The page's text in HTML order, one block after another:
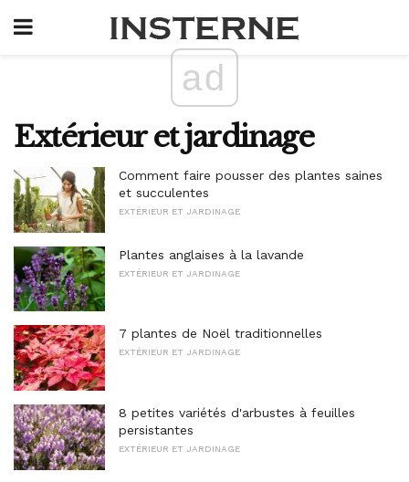
ad
Extérieur et jardinage
Comment faire pousser des plantes saines
et succulentes
EXTÉRIEUR ET JARDINAGE
Plantes anglaises à la lavande
EXTÉRIEUR ET JARDINAGE
7 plantes de Noël traditionnelles
EXTÉRIEUR ET JARDINAGE
8 petites variétés d'arbustes à feuilles
persistantes
EXTÉRIEUR ET JARDINAGE